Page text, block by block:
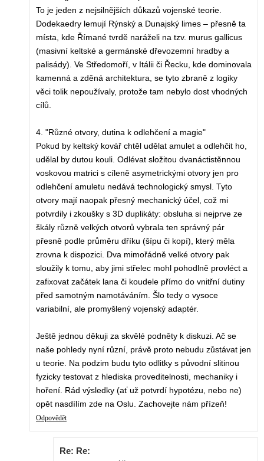
To je jeden z nejsilnějších důkazů vojenské teorie.
Dodekaedry lemují Rýnský a Dunajský limes – přesně ta
místa, kde Římané tvrdě naráželi na tzv. murus gallicus
(masivní keltské a germánské dřevozemní hradby a
palisády). Ve Středomoří, v Itálii či Řecku, kde dominovala
kamenná a zděná architektura, se tyto zbraně z logiky
věci tolik nepoužívaly, protože tam nebylo dost vhodných
cílů.
4. "Různé otvory, dutina k odlehčení a magie"
Pokud by keltský kovář chtěl udělat amulet a odlehčit ho,
udělal by dutou kouli. Odlévat složitou dvanáctistěnnou
voskovou matrici s cíleně asymetrickými otvory jen pro
odlehčení amuletu nedává technologický smysl. Tyto
otvory mají naopak přesný mechanický účel, což mi
potvrdily i zkoušky s 3D duplikáty: obsluha si nejprve ze
škály různě velkých otvorů vybrala ten správný pár
přesně podle průměru dříku (šípu či kopí), který měla
zrovna k dispozici. Dva mimořádně velké otvory pak
sloužily k tomu, aby jimi střelec mohl pohodlně provléct a
zafixovat začátek lana či koudele přímo do vnitřní dutiny
před samotným namotáváním. Šlo tedy o vysoce
variabilní, ale promyšlený vojenský adaptér.
Ještě jednou děkuji za skvělé podněty k diskuzi. Ač se
naše pohledy nyní různí, právě proto nebudu zůstávat jen
u teorie. Na podzim budu tyto odlitky s původní slitinou
fyzicky testovat z hlediska proveditelnosti, mechaniky i
hoření. Rád výsledky (ať už potvrdí hypotézu, nebo ne)
opět nasdílím zde na Oslu. Zachovejte nám přízeň!
Odpovědět
Re: Re: